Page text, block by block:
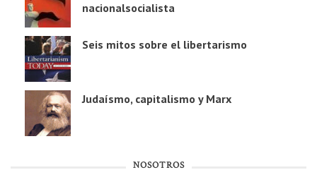
nacionalsocialista
Seis mitos sobre el libertarismo
Judaísmo, capitalismo y Marx
NOSOTROS